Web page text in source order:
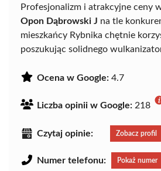
Profesjonalizm i atrakcyjne ceny
Opon Dąbrowski J na tle
mieszkańcy Rybnika chętnie
poszukując solidnego
Ocena w Google: 4.7
Liczba opinii w Google: 218
Czytaj opinie: Zobacz profil
Numer telefonu: Pokaż numer